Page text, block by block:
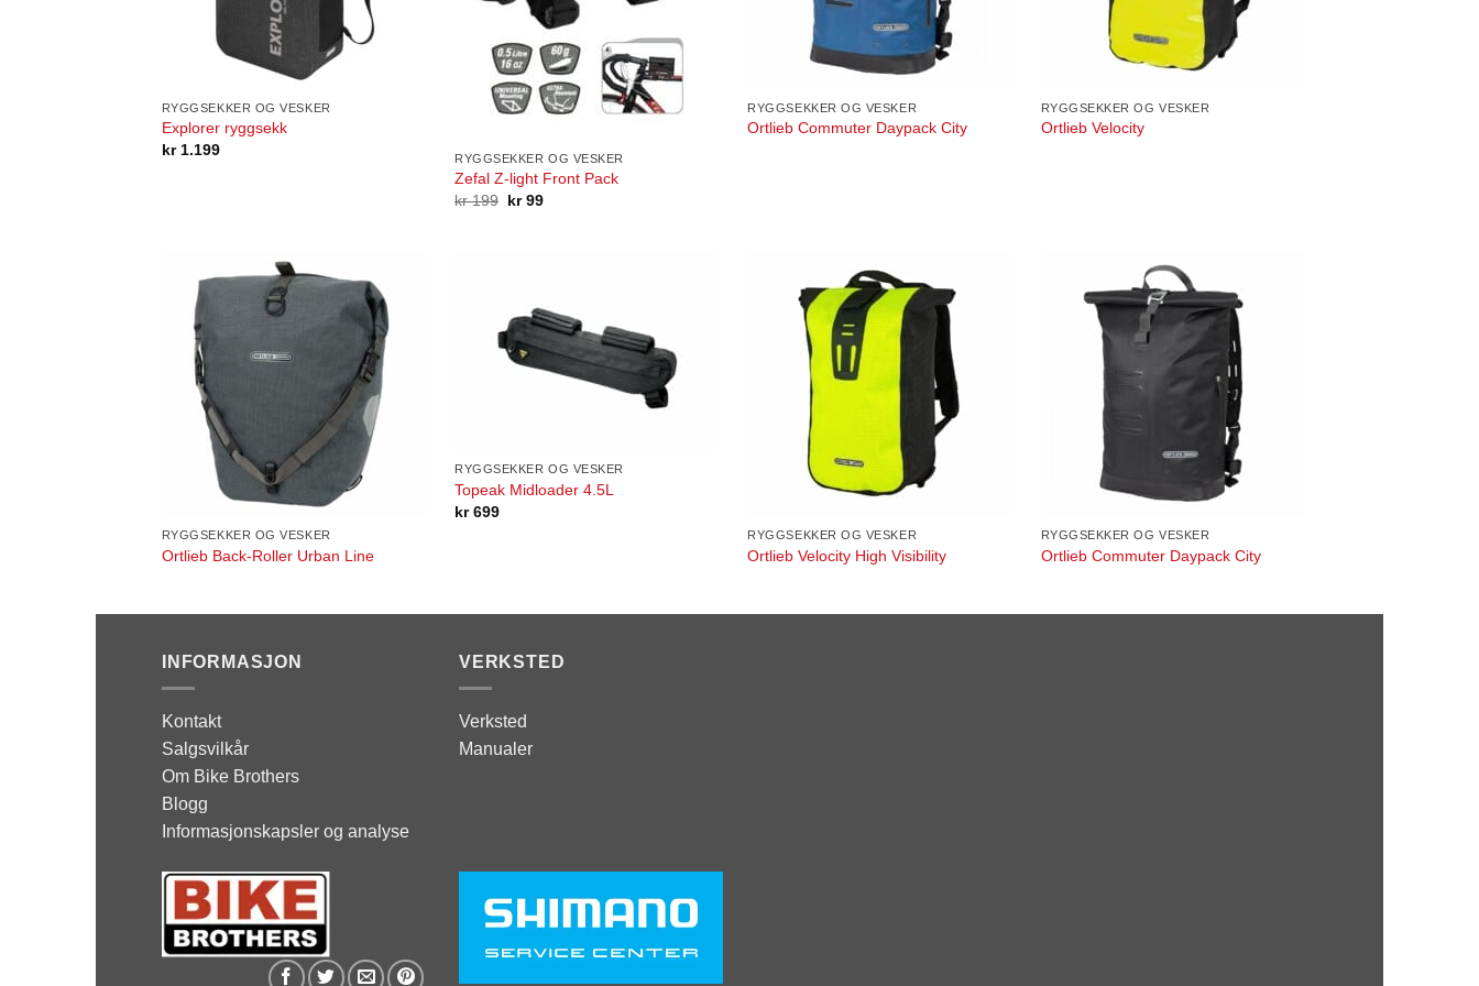
RYGGSEKKER OG VESKER
Explorer ryggsekk
kr1.199 RYGGSEKKER OG VESKER
Zefal Z-light Front Pack
kr199 Opprinnelig
kr99Nåværende
RYGGSEKKER OG VESKER
Ortlieb Commuter Daypack City
RYGGSEKKER OG VESKER
Ortlieb Velocity
RYGGSEKKER OG VESKER
Ortlieb Back-Roller Urban Line
RYGGSEKKER OG VESKER
Topeak Midloader 4.5L
kr699
RYGGSEKKER OG VESKER
Ortlieb Velocity High Visibility
RYGGSEKKER OG VESKER
Ortlieb Commuter Daypack City
INFORMASJON
Kontakt
Salgsvilkår
Om Bike Brothers
Blogg
Informasjonskapsler og analyse
VERKSTED
Verksted
Manualer